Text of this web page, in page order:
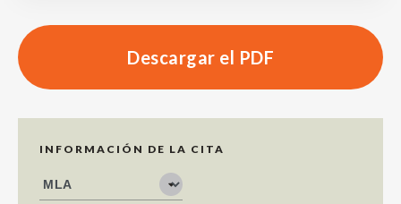
Descargar el PDF
INFORMACIÓN DE LA CITA